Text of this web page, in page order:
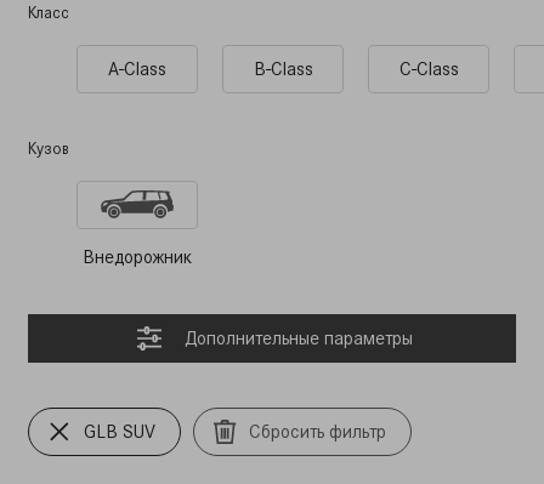
Класс
A-Class B-Class C-Class
Кузов
Внедорожник
Дополнительные параметры
GLB SUV Сбросить фильтр